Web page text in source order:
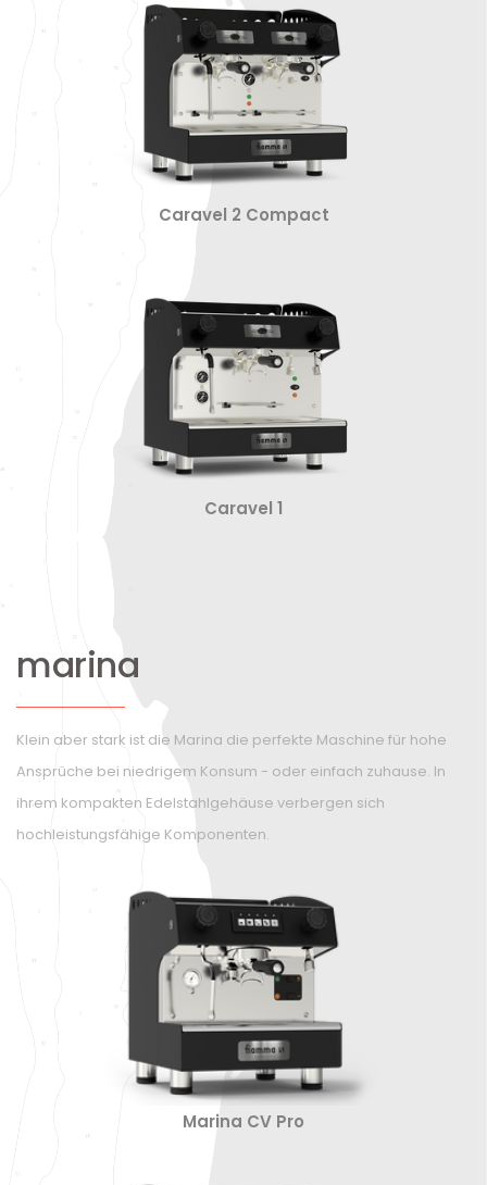
Caravel 2 Compact
Caravel 1
marina
Klein aber stark ist die Marina die perfekte Maschine für hohe
Ansprüche bei niedrigem Konsum - oder einfach zuhause. In
ihrem kompakten Edelstahlgehäuse verbergen sich
hochleistungsfähige Komponenten.
Marina CV Pro